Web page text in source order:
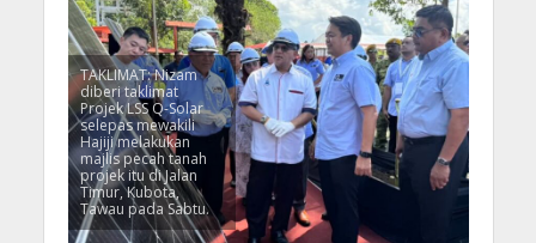
TAKLIMAT: Nizam
diberi taklimat
Projek LSS Q-Solar
selepas mewakili
Hajiji melakukan
majlis pecah tanah
projek itu di Jalan
Timur, Kubota,
Tawau pada Sabtu.